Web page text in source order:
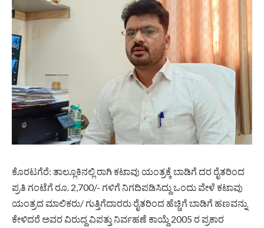
ಕೊರಟಗೆರೆ: ತಾಲ್ಲೂಕಿನಲ್ಲಿ ರಾಗಿ ಕಟಾವು ಯಂತ್ರಕ್ಕೆ ಬಾಡಿಗೆ ದರ ರೈತರಿಂದ
ಪ್ರತಿ ಗಂಟೆಗೆ ರೂ. 2,700/- ಗಳಿಗೆ ನಿಗದಿಪಡಿಸಿದ್ದು ಒಂದು ವೇಳೆ ಕಟಾವು
ಯಂತ್ರದ ಮಾಲಿಕರು/ ಗುತ್ತಿಗೆದಾರರು ರೈತರಿಂದ ಹೆಚ್ಚಿಗೆ ಬಾಡಿಗೆ ಹಣವನ್ನು
ಕೇಳಿದರೆ ಅವರ ವಿರುದ್ದ ವಿಪತ್ತು ನಿರ್ವಹಣೆ ಕಾಯ್ದೆ 2005 ರ ಪ್ರಕಾರ